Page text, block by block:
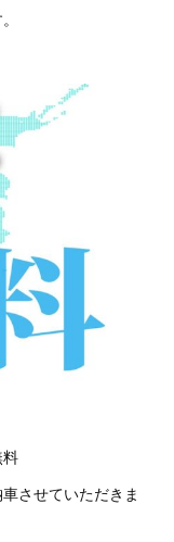
料
させていただきま